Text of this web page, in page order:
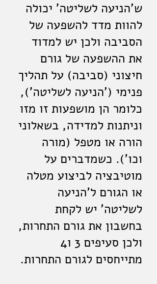
ש'הניעה לשליטה' יכולה
להוות מדד להשפעה של
הסביבה ולכן יש למדוד
את ההשפעה של גורם
חיצוני (סביבה) על תהליך
פנימי ('הניעה לשליטה'),
כלומר הן מושפעות זו מזו
וניתנות למדידה, בשאלוני
הורה או מטפל (מורה
וכו'). כשמדברים על
מוטיבציה לביצוע מטלה
או הגורם ל'הניעה
לשליטה' יש לקחת
בחשבון את גורם התחרות,
ולכן סעיפים 3 ו4
מתייחסים לגורם התחרות.